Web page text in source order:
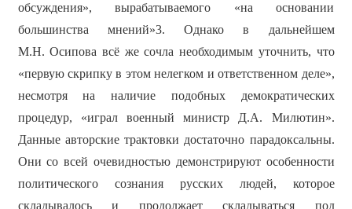
обсуждения», вырабатываемого «на основании
большинства мнений»3. Однако в дальнейшем
М.Н. Осипова всё же сочла необходимым уточнить, что
«первую скрипку в этом нелегком и ответственном деле»,
несмотря на наличие подобных демократических
процедур, «играл военный министр Д.А. Милютин».
Данные авторские трактовки достаточно парадоксальны.
Они со всей очевидностью демонстрируют особенности
политического сознания русских людей, которое
складывалось и продолжает складываться под